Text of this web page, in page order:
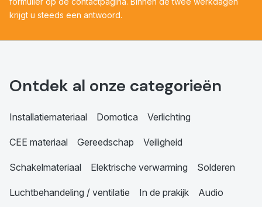
krijgt u steeds een antwoord.
Ontdek al onze categorieën
Installatiemateriaal Domotica Verlichting
CEE materiaal Gereedschap Veiligheid
Schakelmateriaal Elektrische verwarming Solderen
Luchtbehandeling / ventilatie In de prakijk Audio